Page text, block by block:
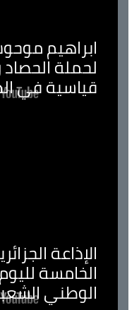
ابراهيم
لحملة
قياسية في
الإذاعة
الخامسة
الوطني